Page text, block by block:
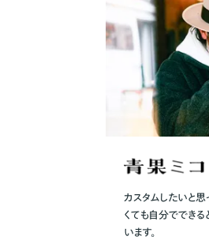
カスタムしたいと思
くても自分ででき
います。